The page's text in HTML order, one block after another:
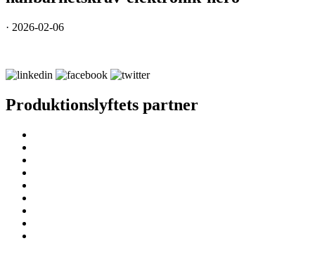
· 2026-02-06
Produktionslyftets partner